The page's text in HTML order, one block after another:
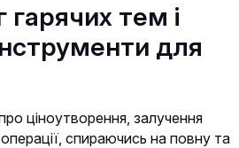
гарячих тем і
для
ціноутворення, залучення
спираючись на повну та